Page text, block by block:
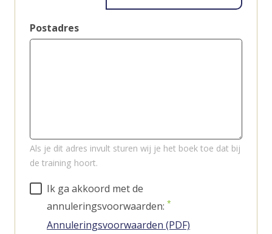
Postadres
Als je dit adres invult sturen wij je het boek toe dat bij
de training hoort.
Ik ga akkoord met de
annuleringsvoorwaarden:
Annuleringsvoorwaarden (PDF)